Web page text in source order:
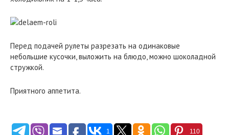
Перед подачей рулеты разрезать на одинаковые
небольшие кусочки, выложить на блюдо, можно шоколадной
стружкой.
Приятного аппетита.
1 110